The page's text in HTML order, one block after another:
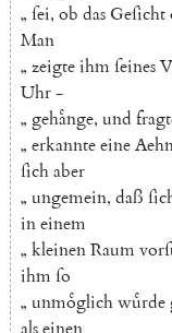
„ ſei, ob das Geſicht
Man
„ zeigteihmſeines
Uhr-
„ gehaͤnge, und
„ erkannteeine
ſichaber
„ ungemein, daß
ineinem
„ kleinenRaum
ihmſo
„ unmoͤglichwuͤrde
alseinen